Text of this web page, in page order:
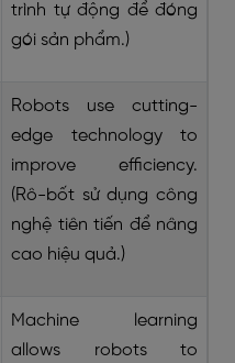
trình tự động để đóng
gói sản phẩm.)
Robots use cutting-
edge technology to
improve efficiency.
(Rô-bốt sử dụng công
nghệ tiên tiến để nâng
cao hiệu quả.)
Machine learning
allows robots to